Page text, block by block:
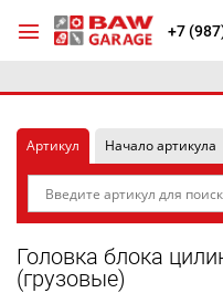
+7
Артикул Начало артикула
Головка блока
(грузовые)